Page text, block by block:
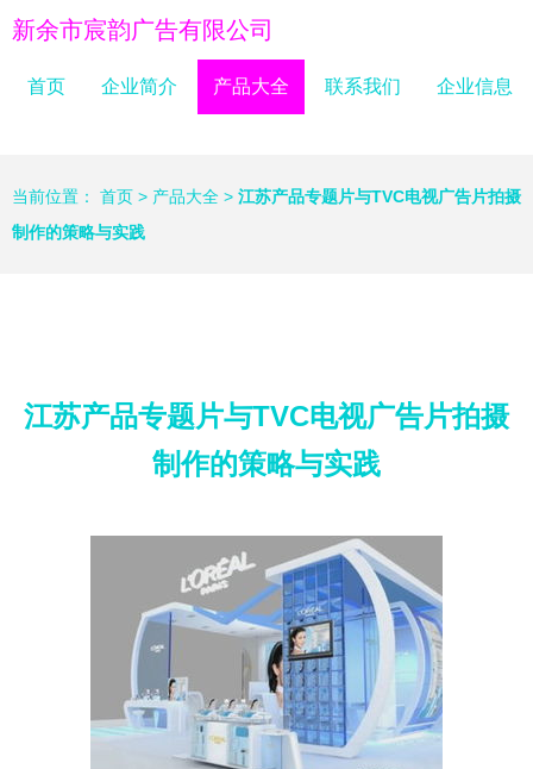
新余市宸韵广告有限公司
首页 企业简介 产品大全 联系我们 企业信息
当前位置： 首页 > 产品大全 > 江苏产品专题片与TVC电视广告片拍摄
制作的策略与实践
江苏产品专题片与TVC电视广告片拍摄
制作的策略与实践